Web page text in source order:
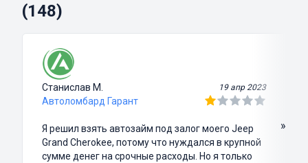
(148)
Станислав М. 19 апр 2023
Автоломбард Гарант
Я решил взять автозайм под залог моего Jeep
Grand Cherokee, потому что нуждался в крупной
сумме денег на срочные расходы. Но я только
»